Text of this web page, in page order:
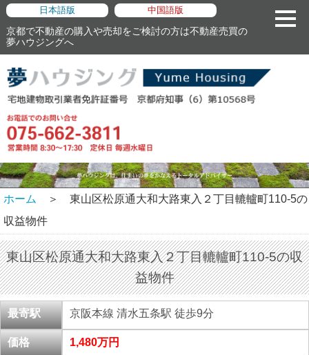
日本語版 中国語版
京都で不動産の購入や売却をご検討の方は不動産売買の
夢ハウジングへ
ホーム
＞ 東山区松原通大和大路東入２丁目轆轤町110-5の
収益物件
東山区松原通大和大路東入２丁目轆轤町110-5の収
益物件
最寄駅
価格
京阪本線 清水五条駅 徒歩9分
1,480万円